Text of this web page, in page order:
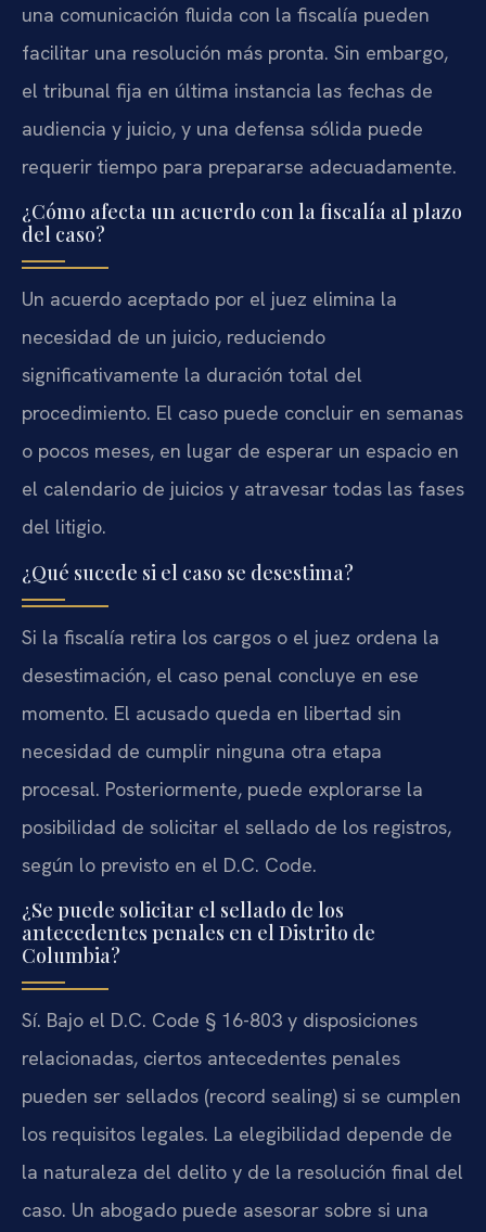
una comunicación fluida con la fiscalía pueden
facilitar una resolución más pronta. Sin embargo,
el tribunal fija en última instancia las fechas de
audiencia y juicio, y una defensa sólida puede
requerir tiempo para prepararse adecuadamente.
¿Cómo afecta un acuerdo con la fiscalía al plazo
del caso?
Un acuerdo aceptado por el juez elimina la
necesidad de un juicio, reduciendo
significativamente la duración total del
procedimiento. El caso puede concluir en semanas
o pocos meses, en lugar de esperar un espacio en
el calendario de juicios y atravesar todas las fases
del litigio.
¿Qué sucede si el caso se desestima?
Si la fiscalía retira los cargos o el juez ordena la
desestimación, el caso penal concluye en ese
momento. El acusado queda en libertad sin
necesidad de cumplir ninguna otra etapa
procesal. Posteriormente, puede explorarse la
posibilidad de solicitar el sellado de los registros,
según lo previsto en el D.C. Code.
¿Se puede solicitar el sellado de los
antecedentes penales en el Distrito de
Columbia?
Sí. Bajo el D.C. Code § 16-803 y disposiciones
relacionadas, ciertos antecedentes penales
pueden ser sellados (record sealing) si se cumplen
los requisitos legales. La elegibilidad depende de
la naturaleza del delito y de la resolución final del
caso. Un abogado puede asesorar sobre si una